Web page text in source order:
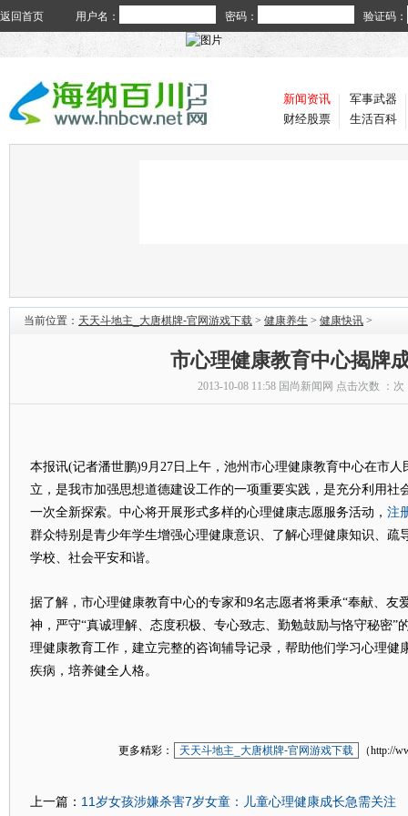
返回首页 用户名： 密码： 验证码：
新闻资讯
财经股票
军事武器
生活百科
当前位置： 天天斗地主_大唐棋牌-官网游戏下载 > 健康养生 > 健康快讯 >
市心理健康教育中心揭牌
2013-10-08 11:58 国尚新闻网 点击次数 ： 次
本报讯(记者潘世鹏)9月27日上午，池州市心理健康教育中心在市
立，是我市加强思想道德建设工作的一项重要实践，是充分利用社
一次全新探索。中心将开展形式多样的心理健康志愿服务活动， 注
群众特别是青少年学生增强心理健康意识、了解心理健康知识、疏
学校、社会平安和谐。
据了解，市心理健康教育中心的专家和9名志愿者将秉承“奉献、友
神，严守“真诚理解、态度积极、专心致志、勤勉鼓励与恪守秘密”
理健康教育工作，建立完整的咨询辅导记录，帮助他们学习心理健
疾病，培养健全人格。
更多精彩： 天天斗地主_大唐棋牌-官网游戏下载 （http://
上一篇： 11岁女孩涉嫌杀害7岁女童：儿童心理健康成长急需关注